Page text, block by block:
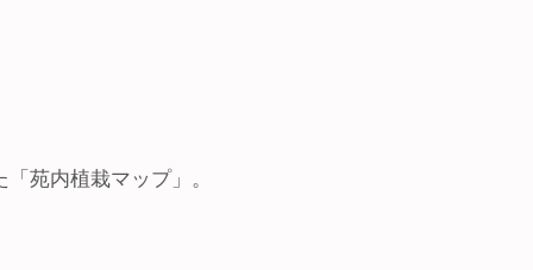
苑内植栽マップ」。